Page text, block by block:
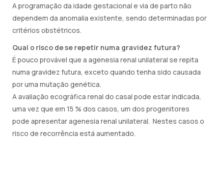
A programação da idade gestacional e via de parto não
dependem da anomalia existente, sendo determinadas por
critérios obstétricos.
Qual o risco de se repetir numa gravidez futura?
É pouco provável que a agenesia renal unilateral se repita
numa gravidez futura, exceto quando tenha sido causada
por uma mutação genética.
A avaliação ecográfica renal do casal pode estar indicada,
uma vez que em 15 % dos casos, um dos progenitores
pode apresentar agenesia renal unilateral. Nestes casos o
risco de recorrência está aumentado.